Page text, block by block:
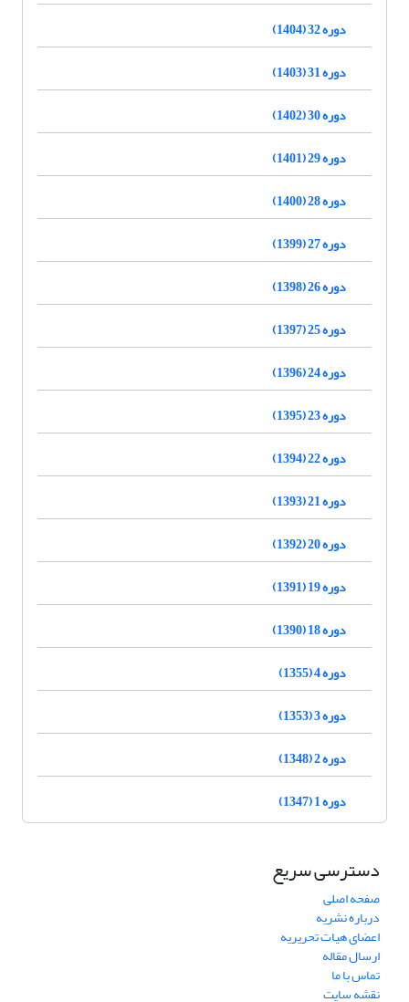
دوره 32 (1404)
دوره 31 (1403)
دوره 30 (1402)
دوره 29 (1401)
دوره 28 (1400)
دوره 27 (1399)
دوره 26 (1398)
دوره 25 (1397)
دوره 24 (1396)
دوره 23 (1395)
دوره 22 (1394)
دوره 21 (1393)
دوره 20 (1392)
دوره 19 (1391)
دوره 18 (1390)
دوره 4 (1355)
دوره 3 (1353)
دوره 2 (1348)
دوره 1 (1347)
دسترسی سریع
صفحه اصلی
درباره نشریه
اعضای هیات تحریریه
ارسال مقاله
تماس با ما
نقشه سایت